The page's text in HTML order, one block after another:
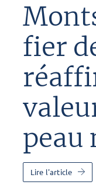
fier
peau
Lire l'article